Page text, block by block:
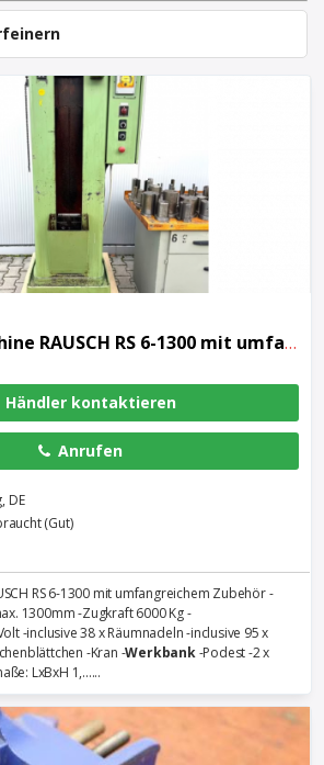
Nutenziehmaschine RAUSCH RS 6-1300 mit umfangreichem Zubehör
Händler kontaktieren
Anrufen
DE
(Gut)
RS 6-1300 mit umfangreichem Zubehör -
1300mm -Zugkraft 6000 Kg -
-inclusive 38 x Räumnadeln -inclusive 95 x
-Kran -Werkbank-Podest -2 x
LxBxH 1,......